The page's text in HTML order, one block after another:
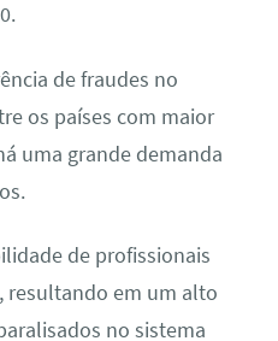
de fraudes no
os países com maior
uma grande demanda
de profissionais
resultando em um alto
no sistema